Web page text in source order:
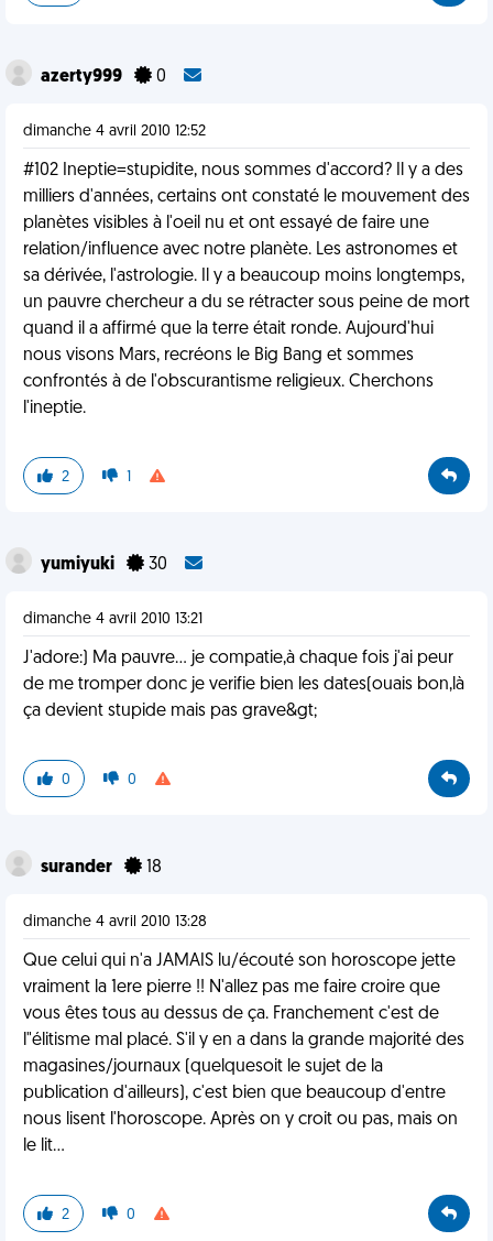
azerty999 0
dimanche 4 avril 2010 12:52
#102 Ineptie=stupidite, nous sommes d'accord? Il y a des
milliers d'années, certains ont constaté le mouvement des
planètes visibles à l'oeil nu et ont essayé de faire une
relation/influence avec notre planète. Les astronomes et
sa dérivée, l'astrologie. Il y a beaucoup moins longtemps,
un pauvre chercheur a du se rétracter sous peine de mort
quand il a affirmé que la terre était ronde. Aujourd'hui
nous visons Mars, recréons le Big Bang et sommes
confrontés à de l'obscurantisme religieux. Cherchons
l'ineptie.
2 1
yumiyuki 30
dimanche 4 avril 2010 13:21
J'adore:) Ma pauvre... je compatie,à chaque fois j'ai peur
de me tromper donc je verifie bien les dates(ouais bon,là
ça devient stupide mais pas grave&gt;
0 0
surander 18
dimanche 4 avril 2010 13:28
Que celui qui n'a JAMAIS lu/écouté son horoscope jette
vraiment la 1ere pierre !! N'allez pas me faire croire que
vous êtes tous au dessus de ça. Franchement c'est de
l"élitisme mal placé. S'il y en a dans la grande majorité des
magasines/journaux (quelquesoit le sujet de la
publication d'ailleurs), c'est bien que beaucoup d'entre
nous lisent l'horoscope. Après on y croit ou pas, mais on
le lit...
2 0